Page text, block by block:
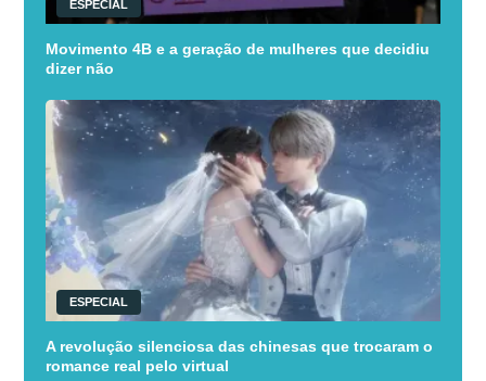
ESPECIAL
Movimento 4B e a geração de mulheres que decidiu
dizer não
ESPECIAL
A revolução silenciosa das chinesas que trocaram o
romance real pelo virtual